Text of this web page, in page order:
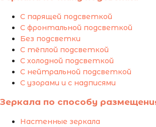
С парящей подсветкой
С фронтальной подсветкой
Без подсветки
С тёплой подсветкой
С холодной подсветкой
С нейтральной подсветкой
С узорами и с надписями
Зеркала по способу
Настенные зеркала